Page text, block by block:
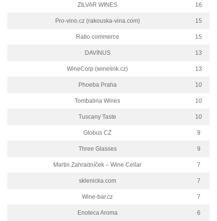
ZILVAR WINES 16
Pro-vino.cz (rakouska-vina.com) 15
Ratio commerce 15
DAVINUS 13
WineCorp (winelink.cz) 13
Phoeba Praha 10
Tombalina Wines 10
Tuscany Taste 10
Globus CZ 9
Three Glasses 9
Martin Zahradníček – Wine Cellar 7
sklenicka.com 7
Wine-bar.cz 7
Enoteca Aroma 6